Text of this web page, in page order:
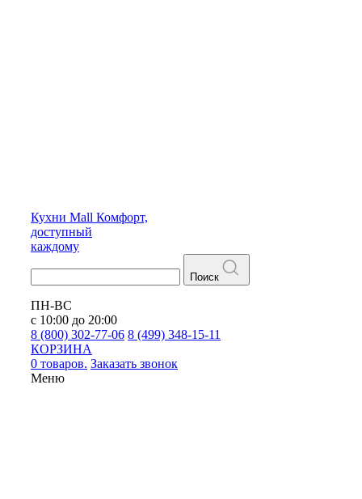
Кухни Mall Комфорт,
доступный
каждому
Поиск
ПН-ВС
с 10:00 до 20:00
8 (800) 302-77-06 8 (499) 348-15-11
КОРЗИНА
0 товаров. Заказать звонок
Меню